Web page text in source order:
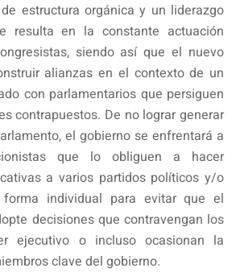
estructura orgánica y un liderazgo
resulta en la constante actuación
siendo así que el nuevo
alianzas en el contexto de un
con parlamentarios que persiguen
contrapuestos. De no lograr generar
el gobierno se enfrentará a
que lo obliguen a hacer
a varios partidos políticos y/o
forma individual para evitar que el
decisiones que contravengan los
ejecutivo o incluso ocasionan la
clave del gobierno.